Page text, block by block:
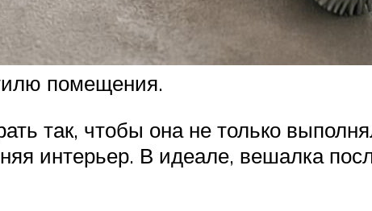
помещения.
так, чтобы она не только
интерьер. В идеале, вешалка